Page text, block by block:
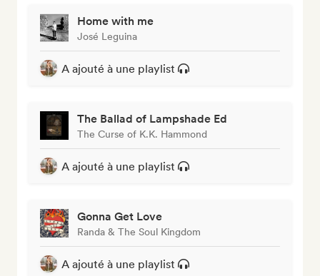
Home with me
José Leguina
A ajouté à une playlist
The Ballad of Lampshade Ed
The Curse of K.K. Hammond
A ajouté à une playlist
Gonna Get Love
Randa & The Soul Kingdom
A ajouté à une playlist